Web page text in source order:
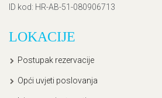
ID kod: HR-AB-51-080906713
LOKACIJE
Postupak rezervacije
Opći uvjeti poslovanja